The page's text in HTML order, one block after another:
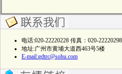
电话:020-22220228 传真：020-22220298
地址:广州市黄埔大道西463号5楼
E-mail:gdtrc@sohu.com